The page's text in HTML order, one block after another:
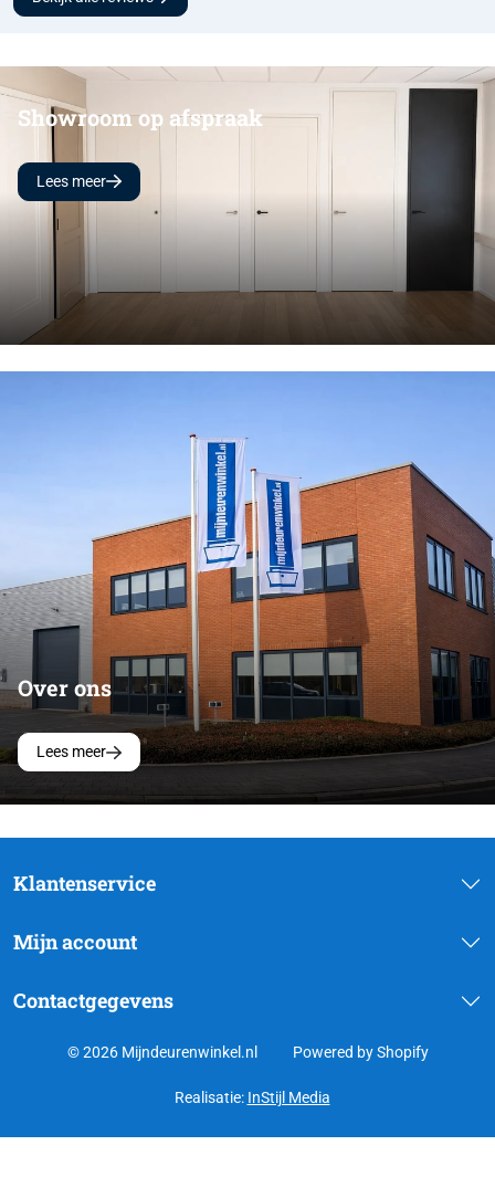
Showroom op afspraak
Lees meer
Over ons
Lees meer
Klantenservice
Mijn account
Contactgegevens
© 2026 Mijndeurenwinkel.nl Powered by Shopify
Realisatie: InStijl Media